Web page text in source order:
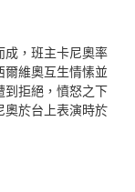
成，班主卡尼奧率
爾維奧互生情愫並
到拒絕，憤怒之下
奧於台上表演時於